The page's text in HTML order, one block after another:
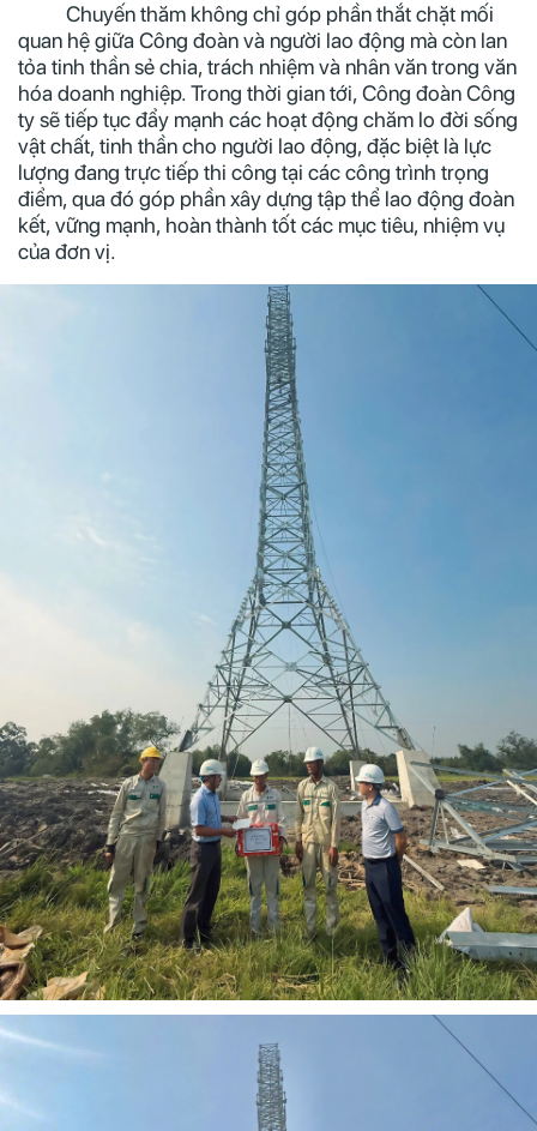
Chuyến thăm không chỉ góp phần thắt chặt mối
quan hệ giữa Công đoàn và người lao động mà còn lan
tỏa tinh thần sẻ chia, trách nhiệm và nhân văn trong văn
hóa doanh nghiệp. Trong thời gian tới, Công đoàn Công
ty sẽ tiếp tục đẩy mạnh các hoạt động chăm lo đời sống
vật chất, tinh thần cho người lao động, đặc biệt là lực
lượng đang trực tiếp thi công tại các công trình trọng
điểm, qua đó góp phần xây dựng tập thể lao động đoàn
kết, vững mạnh, hoàn thành tốt các mục tiêu, nhiệm vụ
của đơn vị.